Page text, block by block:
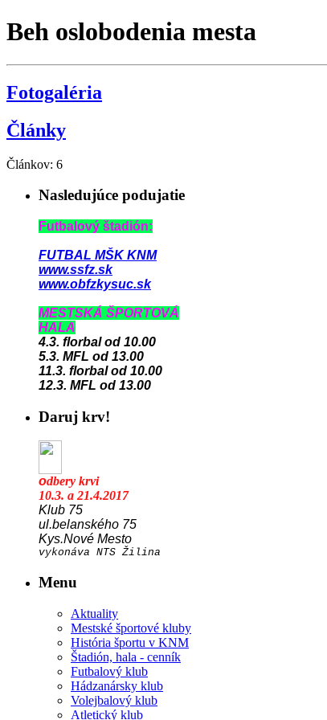
Beh oslobodenia mesta
Fotogaléria
Články
Článkov: 6
Nasledujúce podujatie
Futbalový štadión:
FUTBAL MŠK KNM
www.ssfz.sk
www.obfzkysuc.sk
MESTSKÁ ŠPORTOVÁ
HALA
4.3. florbal od 10.00
5.3. MFL od 13.00
11.3. florbal od 10.00
12.3. MFL od 13.00
Daruj krv!
odbery krvi
10.3. a 21.4.2017
Klub 75
ul.belanského 75
Kys.Nové Mesto
vykonáva NTS Žilina
Menu
Aktuality
Mestské športové kluby
História športu v KNM
Štadión, hala - cenník
Futbalový klub
Hádzanársky klub
Volejbalový klub
Atletický klub